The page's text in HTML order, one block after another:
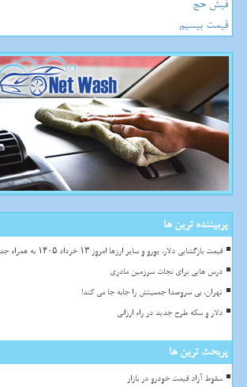
فیش حج
قیمت بیسیم
پربیننده ترین ها
قیمت بازگشایی دلار، یورو و سایر ارزها امروز ۱۳ خرداد ۱۴۰۵ به همراه جدول
درس هایی برای نجات سرزمین مادری
تهران، بی سروصدا جمعیتش را جابه جا می کند!
دلار و سکه طرح جدید در راه ارزانی
پربحث ترین ها
سقوط آزاد قیمت خودرو در بازار